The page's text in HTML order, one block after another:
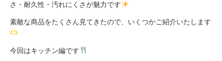
さ・耐久性・汚れにくさが魅力です
素敵な商品をたくさん見てきたので、いくつかご紹介いたします
今回はキッチン編です